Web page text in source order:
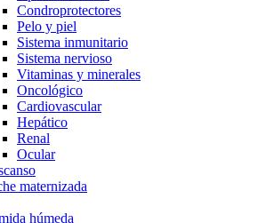
Condroprotectores
Pelo y piel
Sistema inmunitario
Sistema nervioso
Vitaminas y minerales
Oncológico
Cardiovascular
Hepático
Renal
Ocular
maternizada
húmeda